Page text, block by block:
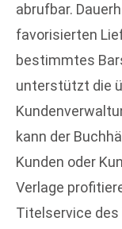
abrufbar.
favorisierten
bestimmtes
unterstützt die
kann der
Kunden oder
Verlage
Titelservice des